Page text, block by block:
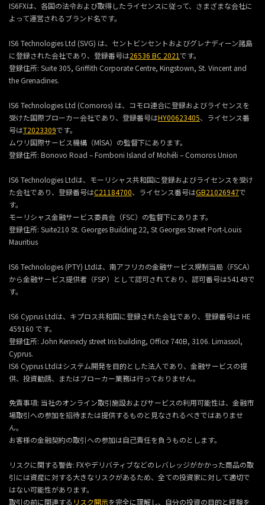
IS6FXは、各国の法令および取得したライセンスに従って、さまざまな会社に
よって運営されるブランド名です。
IS6 Technologies Ltd (SVG) は、セントビンセントおよびグレナディーン諸島
に登録された会社であり、登録番号は26536 BC 2021です。
登録住所: Suite 305, Griffith Corporate Centre, Kingstown, St. Vincent and
the Grenadines.
IS6 Technologies Ltd (Comoros) は、コモロ連合に登録およびライセンスを
受けた国際ブローカー会社であり、登録番号はHY00623405、ライセンス番
号はT2023309です。
ムワリ国際サービス機構（MlSA）の監督下にあります。
登録住所: Bonovo Road – Fomboni Island of Mohéli – Comoros Union
IS6 Technologies Ltdは、モーリシャス共和国に登録およびライセンスを受け
た会社であり、登録番号はC21184700、ライセンス番号はGB21026947で
す。
モーリシャス金融サービス委員会（FSC）の監督下にあります。
登録住所: Suite210 St. Georges Building 22, St Georges Street Port-Louis
Mauritius
IS6 Technologies (PTY) Ltdは、南アフリカの金融サービス規制当局（FSCA）
から金融サービス提供者（FSP）として認可されており、認可番号は54149で
す。
IS6 Cyprus Ltdは、キプロス共和国に登録された会社であり、登録番号は HE
459160 です。
登録住所: John Kennedy street Iris building, Office 740B, 3106. Limassol,
Cyprus.
IS6 Cyprus Ltdはシステム開発を目的とした法人であり、金融サービスの提
供、投資勧誘、またはブローカー業務は行っておりません。
免責事項: 当社のオンライン取引施設およびサービスの利用可能性は、金融市
場取引への参加を招待または提供するものと見なされるべきではありませ
ん。
お客様の金融契約の取引への参加は自己責任を負うものとします。
リスクに関する警告: FXやデリバティブなどのレバレッジがかかった商品の取
引には資産に対する大きなリスクがあるため、全ての投資家に対して適切で
はない可能性があります。
取引の前に関連する リスク開示を完全に理解し、自分の投資の目的と経験を